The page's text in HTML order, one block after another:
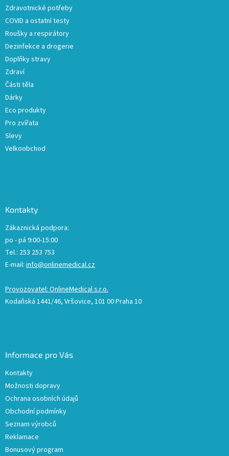
Zdravotnické potřeby
COVID a ostatní testy
Roušky a respirátory
Dezinfekce a drogerie
Doplňky stravy
Zdraví
Části těla
Dárky
Eco produkty
Pro zvířata
Slevy
Velkoobchod
Kontakty
Zákaznická podpora:
po - pá 9:00-15:00
Tel.: 253 253 753
E-mail: info@onlinemedical.cz
Provozovatel: OnlineMedical s.r.o.
Kodaňská 1441/46, Vršovice, 101 00 Praha 10
Informace pro Vás
Kontakty
Možnosti dopravy
Ochrana osobních údajů
Obchodní podmínky
Seznam výrobců
Reklamace
Bonusový program